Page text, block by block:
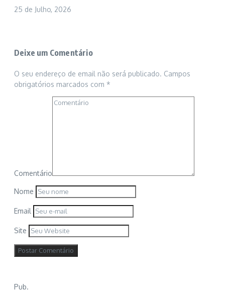
25 de Julho, 2026
Deixe um Comentário
O seu endereço de email não será publicado. Campos
obrigatórios marcados com *
Comentário
Nome
Email
Site
Pub.